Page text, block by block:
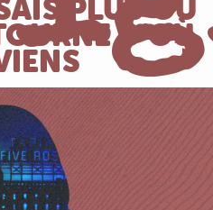
PLUS OÙ
D’OÙ